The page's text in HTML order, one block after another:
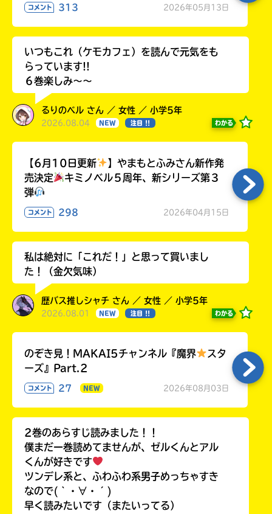
コメント 313 2026年05月13日
いつもこれ（ケモカフェ）を読んで元気をも
らっています!!
６巻楽しみ～～
るりのベル さん ／ 女性 ／ 小学5年
2026.08.04 NEW 注目 !! わかる
【6月10日更新
】やまもとふみさん新作発
売決定
キミノベル５周年、新シリーズ第３
弾
コメント 298 2026年04月15日
私は絶対に「これだ！」と思って買いまし
た！（金欠気味）
歴バス推しシャチ さん ／ 女性 ／ 小学5年
2026.08.01 NEW 注目 !! わかる
のぞき見！MAKAI5チャンネル『魔界
スタ
ーズ』Part.2
コメント 27 NEW 2026年08月03日
2巻のあらすじ読みました！！
僕まだ一巻読めてませんが、ゼルくんとアル
くんが好きです
ツンデレ系と、ふわふわ系男子めっちゃすき
なので(｀・∀・´)
早く読みたいです（またいってる）